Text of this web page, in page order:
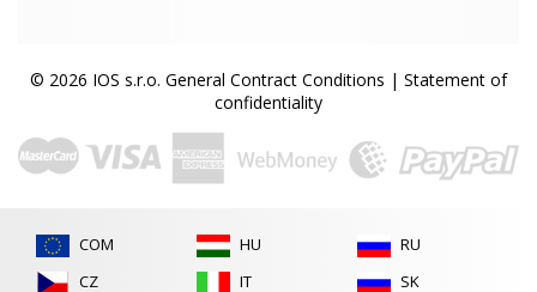
© 2026 IOS s.r.o. General Contract Conditions | Statement of
confidentiality
COM
CZ
HU
IT
RU
SK